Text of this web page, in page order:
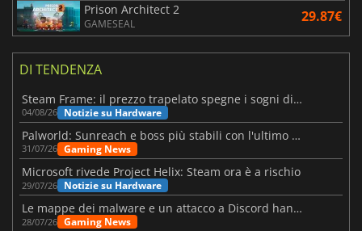
Prison Architect 2
GAMESEAL 29.87€
DI TENDENZA
Steam Frame: il prezzo trapelato spegne i sogni di un VR economico
04/08/26 Notizie su Hardware
Palworld: Sunreach e boss più stabili con l'ultimo update
31/07/26 Gaming News
Microsoft rivede Project Helix: Steam ora è a rischio
29/07/26 Notizie su Hardware
Le mappe dei malware e un attacco a Discord hanno colpito Meccha Chameleon
28/07/26 Gaming News